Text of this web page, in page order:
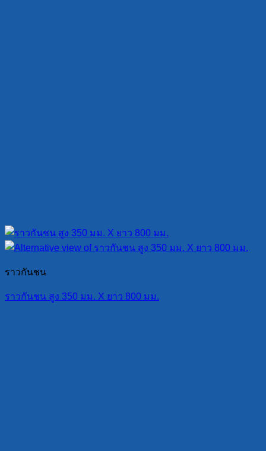
ราวกันชน
ราวกันชน สูง 350 มม. X ยาว 800 มม.